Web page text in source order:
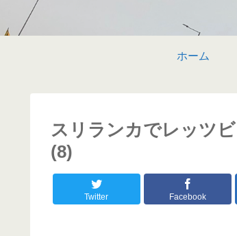
ホーム
スリランカでレッツ
(8)
Twitter Facebook